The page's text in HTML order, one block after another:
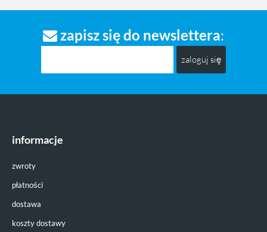
zapisz się do newslettera
zaloguj się
informacje
zwroty
płatności
dostawa
koszty dostawy